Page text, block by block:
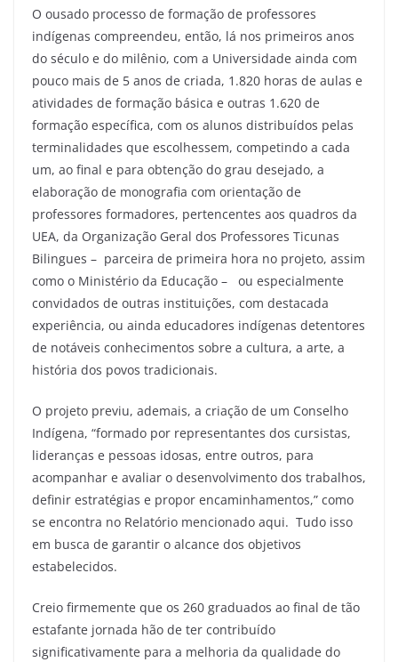
O ousado processo de formação de professores
indígenas compreendeu, então, lá nos primeiros anos
do século e do milênio, com a Universidade ainda com
pouco mais de 5 anos de criada, 1.820 horas de aulas e
atividades de formação básica e outras 1.620 de
formação específica, com os alunos distribuídos pelas
terminalidades que escolhessem, competindo a cada
um, ao final e para obtenção do grau desejado, a
elaboração de monografia com orientação de
professores formadores, pertencentes aos quadros da
UEA, da Organização Geral dos Professores Ticunas
Bilingues – parceira de primeira hora no projeto, assim
como o Ministério da Educação – ou especialmente
convidados de outras instituições, com destacada
experiência, ou ainda educadores indígenas detentores
de notáveis conhecimentos sobre a cultura, a arte, a
história dos povos tradicionais.
O projeto previu, ademais, a criação de um Conselho
Indígena, “formado por representantes dos cursistas,
lideranças e pessoas idosas, entre outros, para
acompanhar e avaliar o desenvolvimento dos trabalhos,
definir estratégias e propor encaminhamentos,” como
se encontra no Relatório mencionado aqui. Tudo isso
em busca de garantir o alcance dos objetivos
estabelecidos.
Creio firmemente que os 260 graduados ao final de tão
estafante jornada hão de ter contribuído
significativamente para a melhoria da qualidade do